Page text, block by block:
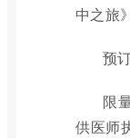
中之旅
预
限
供医师